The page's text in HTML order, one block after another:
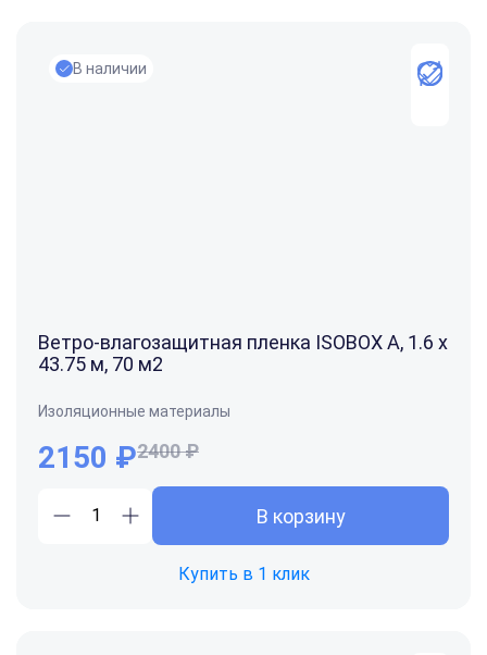
В наличии
Ветро-влагозащитная пленка ISOBOX А, 1.6 x
43.75 м, 70 м2
Изоляционные материалы
2150 ₽2400 ₽
В корзину
Купить в 1 клик